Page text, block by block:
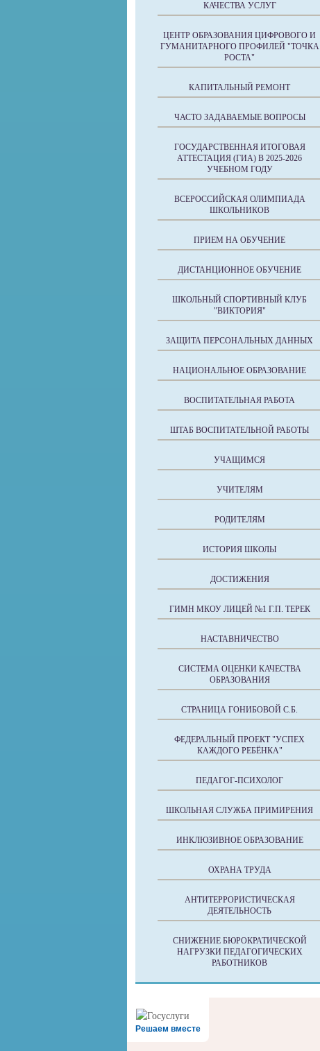
КАЧЕСТВА УСЛУГ
ЦЕНТР ОБРАЗОВАНИЯ ЦИФРОВОГО И
ГУМАНИТАРНОГО ПРОФИЛЕЙ "ТОЧКА
РОСТА"
КАПИТАЛЬНЫЙ РЕМОНТ
ЧАСТО ЗАДАВАЕМЫЕ ВОПРОСЫ
ГОСУДАРСТВЕННАЯ ИТОГОВАЯ
АТТЕСТАЦИЯ (ГИА) В 2025-2026
УЧЕБНОМ ГОДУ
ВСЕРОССИЙСКАЯ ОЛИМПИАДА
ШКОЛЬНИКОВ
ПРИЕМ НА ОБУЧЕНИЕ
ДИСТАНЦИОННОЕ ОБУЧЕНИЕ
ШКОЛЬНЫЙ СПОРТИВНЫЙ КЛУБ
"ВИКТОРИЯ"
ЗАЩИТА ПЕРСОНАЛЬНЫХ ДАННЫХ
НАЦИОНАЛЬНОЕ ОБРАЗОВАНИЕ
ВОСПИТАТЕЛЬНАЯ РАБОТА
ШТАБ ВОСПИТАТЕЛЬНОЙ РАБОТЫ
УЧАЩИМСЯ
УЧИТЕЛЯМ
РОДИТЕЛЯМ
ИСТОРИЯ ШКОЛЫ
ДОСТИЖЕНИЯ
ГИМН МКОУ ЛИЦЕЙ №1 Г.П. ТЕРЕК
НАСТАВНИЧЕСТВО
СИСТЕМА ОЦЕНКИ КАЧЕСТВА
ОБРАЗОВАНИЯ
СТРАНИЦА ГОНИБОВОЙ С.Б.
ФЕДЕРАЛЬНЫЙ ПРОЕКТ "УСПЕХ
КАЖДОГО РЕБЁНКА"
ПЕДАГОГ-ПСИХОЛОГ
ШКОЛЬНАЯ СЛУЖБА ПРИМИРЕНИЯ
ИНКЛЮЗИВНОЕ ОБРАЗОВАНИЕ
ОХРАНА ТРУДА
АНТИТЕРРОРИСТИЧЕСКАЯ
ДЕЯТЕЛЬНОСТЬ
СНИЖЕНИЕ БЮРОКРАТИЧЕСКОЙ
НАГРУЗКИ ПЕДАГОГИЧЕСКИХ
РАБОТНИКОВ
Решаем вместе